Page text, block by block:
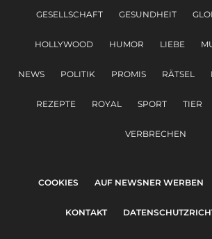
GESELLSCHAFT GESUNDHEIT
HOLLYWOOD HUMOR LIEBE
NEWS POLITIK PROMIS RÄTSEL
REZEPTE ROYAL SPORT TIER
VERBRECHEN
COOKIES AUF NEWSNER WERBEN
KONTAKT